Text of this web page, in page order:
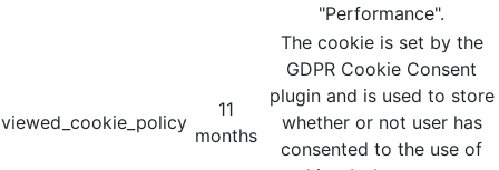
"Performance".
viewed_cookie_policy
11
months
The cookie is set by the
GDPR Cookie Consent
plugin and is used to store
whether or not user has
consented to the use of